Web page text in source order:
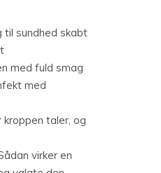
til sundhed skabt
med fuld smag
med
taler, og
virker en